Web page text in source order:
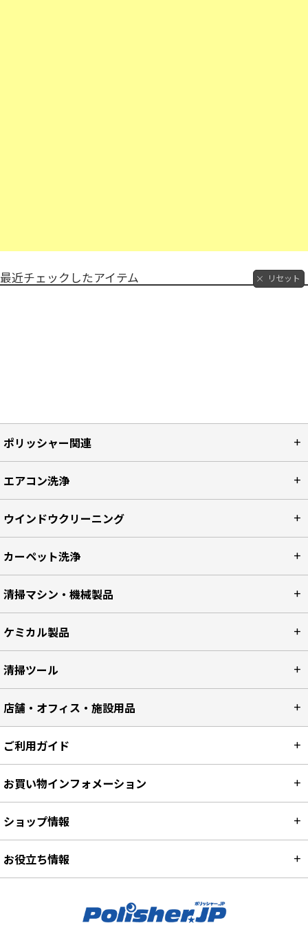
最近チェックしたアイテム リセット
ポリッシャー関連
エアコン洗浄
ウインドウクリーニング
カーペット洗浄
清掃マシン・機械製品
ケミカル製品
清掃ツール
店舗・オフィス・施設用品
ご利用ガイド
お買い物インフォメーション
ショップ情報
お役立ち情報